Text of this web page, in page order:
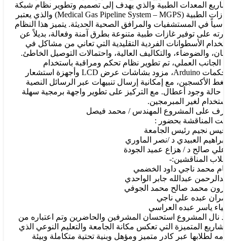
المعدات الطبية والذي يهدف إلى تصميم وتطوير نظام شبكة
الغازات الطبية (Medical Gas Pipeline System – MGPS) والذي يعتبر
في المستشفيات والمرافق الصحية الحديثة. يتميز هذا النظام
على توفير غازات طبية متنوعة بطرق آمنة وفعالة، بديلاً عن
الأسطوانات الفردية التقليدية التي تعاني من مشاكل في
والضوضاء، والتكاليف العالية، واحتمالات التوصيل الخاطئ.
الجانب العملي، تم تطوير نظام تحكم ومراقبة باستخدام
متحكمات Arduino، مزود بشاشات عرض LCD وأجهزة استشعار
الأكسجين، مع إمكانية إرسال تنبيهات عبر الرسائل النصية
حالة وجود أعطال. مع التركيز على تطوير واجهة برمجية سهلة
لغير المبرمجين.
على المشروع المهندس / محمد فيصل
المناقشة بحضور :
قيس نجيم رئيس الجامعة
العبيدي د /نصر الماوري
صالح د / هزاع عميد الجودة
المناقشين:-
محمد ناجي داود الخضمي
عبدالله جابر الواحدي
محمد صالح محمد الجوفي
عبده علي ناجي
ياسر عبده العراسي
نال المشروع استحسان المشرفين والحاضرين وتم اعتباره من
المتميزة التي تعكس مكانة الجامعة والتعليم النوعي الذي
لطلابها عبر كادر متميز ومؤهل وبنية تحتية متكاملة وبيئة